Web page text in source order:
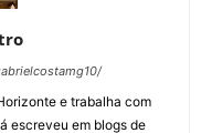
e trabalha com
escreveu em blogs de